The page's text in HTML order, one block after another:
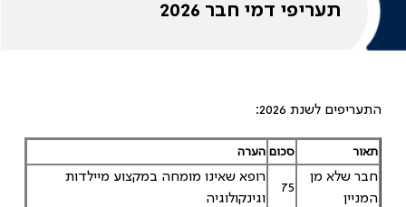
תעריפי דמי חבר 2026
התעריפים לשנת 2026:
תאור סכום הערה
חבר שלא מן
המניין
75
רופא שאינו מומחה במקצוע מיילדות
וגינקולוגיה